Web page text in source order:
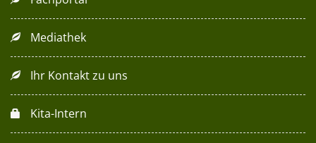
Mediathek
Ihr Kontakt zu uns
Kita-Intern